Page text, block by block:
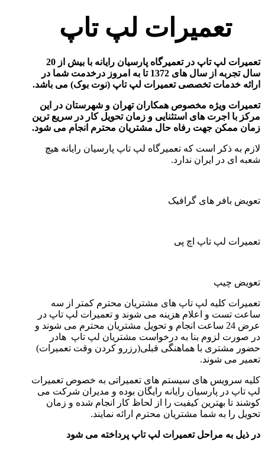
تعمیرات لپ تاپ
تعمیرات لپ تاپ در تعمیرگاه پارسیان رایانه با بیش از 20
سال تجربه از سال های 1372 تا به امروز درخدمت شما در
ارائه خدمات تخصصی تعمیرات لپ تاپ (نوت بوک) می باشد.
تعمیرات ویژه مخصوص همکاران تهران و شهرستان در این
مرکز با اجرت های استثنایی و زمان تحویل کار در سریع ترین
زمان ممکن جهت رفاه حال مشتریان محترم انجام می شود.
لازم به ذکر است که تعمیرگاه لپ تاپ پارسیان رایانه هیچ
شعبه ای در ایران ندارد.
تعویض بافر های گرافیک
تعمیرات لپ تاپ اچ پی
تعویض چیپ
تعمیرات کلیه لپ تاپ های مشتریان محترم کمتر از سه
ساعت تست و اعلام هزینه می شوند و تعمیرات لپ تاپ در
عرض 24 ساعت انجام و تحویل مشتریان محترم می شوند و
در صورت لزوم بنا به درخواست مشتریان لپ تاپ هادر
حضور مشتری با هماهنگی قبلی(رزرو کردن وقت تعمیرات)
تعمیر می شوند.
کلیه سرویس های سیستم های تعمیراتی به خصوص تعمیرات
لپ تاپ در پارسیان رایانه رایگان بوده و مدیران شرکت می
کوشند تا بهترین کیفیت را از لحاظ کار انجام شده و زمان
تحویل را به شما مشتریان محترم ارائه نمایند.
در ذیل به مراحل تعمیرات لپ تاپ پرداخته می شود